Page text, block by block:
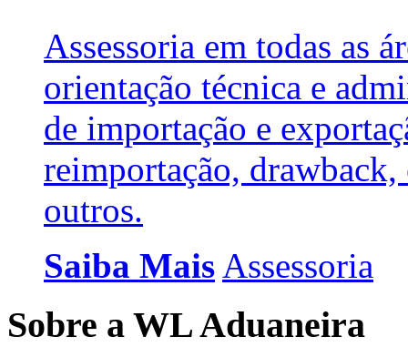
Assessoria em todas as
orientação técnica e
de importação e
reimportação,
outros.
Saiba Mais Assessoria
Sobre a WL Aduaneira